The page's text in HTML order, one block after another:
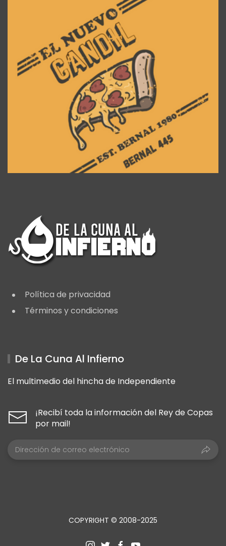
Política de privacidad
Términos y condiciones
De La Cuna Al Infierno
El multimedio del hincha de Independiente
¡Recibí toda la información del Rey de Copas
por mail!
COPYRIGHT © 2008-2025